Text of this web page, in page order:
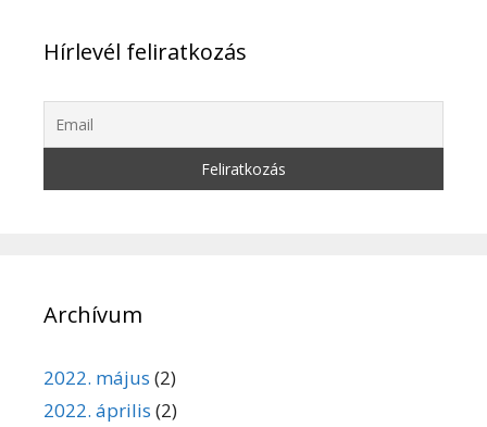
Hírlevél feliratkozás
Archívum
2022. május (2)
2022. április (2)